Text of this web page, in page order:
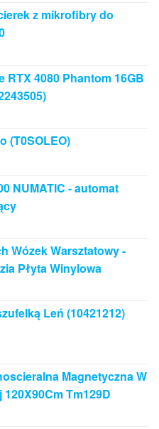
z mikrofibry do
RTX 4080 Phantom 16GB
(T0SOLEO)
NUMATIC - automat
Wózek Warsztatowy -
Płyta Winylowa
Leń (10421212)
Magnetyczna W
Tm129D